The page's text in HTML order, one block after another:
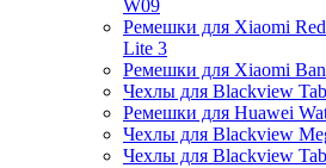
W09
Ремешки для Xiaomi
Lite 3
Ремешки для Xiaomi
Чехлы для Blackview
Ремешки для Huawei
Чехлы для Blackview
Чехлы для Blackview